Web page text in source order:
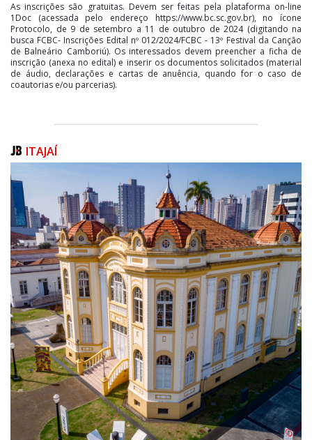
As inscrições são gratuitas. Devem ser feitas pela plataforma on-line
1Doc (acessada pelo endereço https://www.bc.sc.gov.br), no ícone
Protocolo, de 9 de setembro a 11 de outubro de 2024 (digitando na
busca FCBC- Inscrições Edital nº 012/2024/FCBC - 13º Festival da Canção
de Balneário Camboriú). Os interessados devem preencher a ficha de
inscrição (anexa no edital) e inserir os documentos solicitados (material
de áudio, declarações e cartas de anuência, quando for o caso de
coautorias e/ou parcerias).
ITAJAÍ